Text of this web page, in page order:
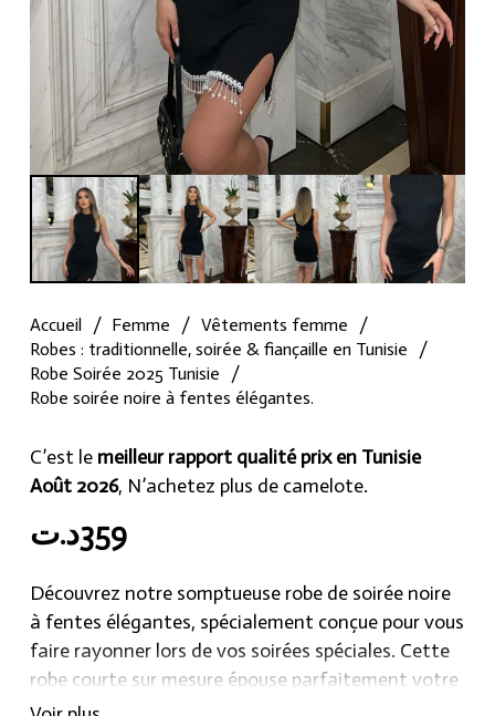
Accueil / Femme / Vêtements femme
/
Robes : traditionnelle, soirée & fiançaille en Tunisie
/
Robe Soirée 2025 Tunisie
/
Robe soirée noire à fentes élégantes.
C’est le meilleur rapport qualité prix en Tunisie
Août 2026, N’achetez plus de camelote.
359د.ت
Découvrez notre somptueuse robe de soirée noire
à fentes élégantes, spécialement conçue pour vous
faire rayonner lors de vos soirées spéciales. Cette
robe courte sur mesure épouse parfaitement votre
silhouette, assurant un ajustement impeccable et